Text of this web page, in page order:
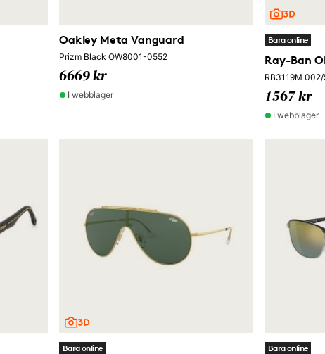
Oakley Meta Vanguard
Prizm Black OW8001-0552
6669 kr
I webblager
Bara online
Ray-Ban
RB3119M
1567 kr
I webblager
Bara online Bara online